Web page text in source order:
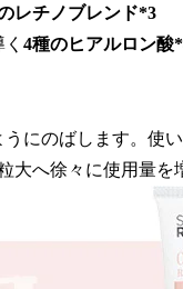
レチノブレンド*3
4種のヒアルロン酸
にのばします。使
大へ徐々に使用量を